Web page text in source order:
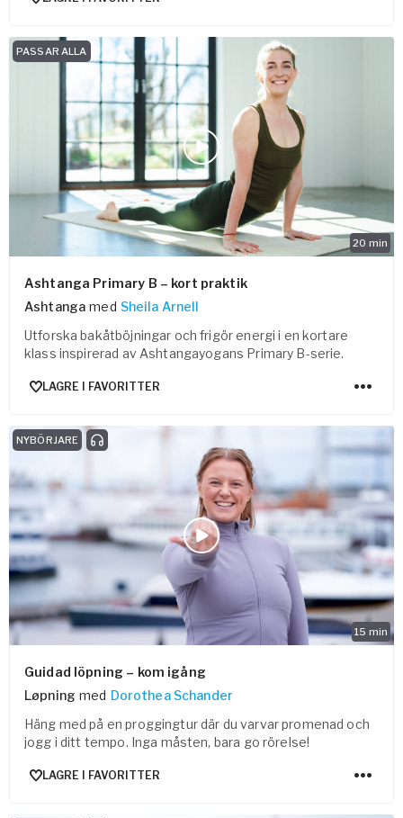
20 min
PASSAR ALLA
Ashtanga Primary B – kort praktik
Ashtanga med Sheila Arnell
Utforska bakåtböjningar och frigör energi i en kortare
klass inspirerad av Ashtangayogans Primary B-serie.
LAGRE I FAVORITTER
15 min
NYBÖRJARE
Guidad löpning – kom igång
Løpning med Dorothea Schander
Häng med på en proggingtur där du varvar promenad och
jogg i ditt tempo. Inga måsten, bara go rörelse!
LAGRE I FAVORITTER